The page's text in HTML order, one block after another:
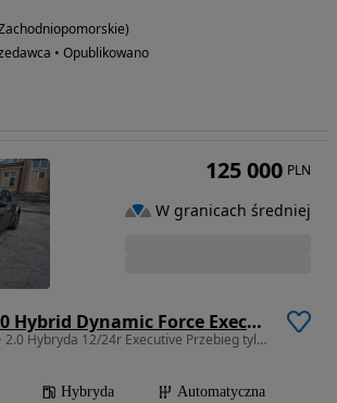
• Opublikowano
Toyota C-HR 2.0 Hybrid Dynamic Force Executive
1986 cm3 • 180 KM • 2.0 Hybryda 12/24r Executive Przebieg tylko 1650 tys.km salonu polska
Hybryda
Automatyczna
125 000 PLN
W granicach średniej